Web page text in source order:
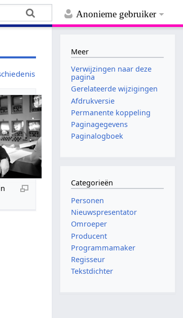
Anonieme gebruiker
Meer
Verwijzingen naar deze
pagina
Gerelateerde wijzigingen
Afdrukversie
Permanente koppeling
Paginagegevens
Paginalogboek
Categorieën
Personen
Nieuwspresentator
Omroeper
Producent
Programmamaker
Regisseur
Tekstdichter